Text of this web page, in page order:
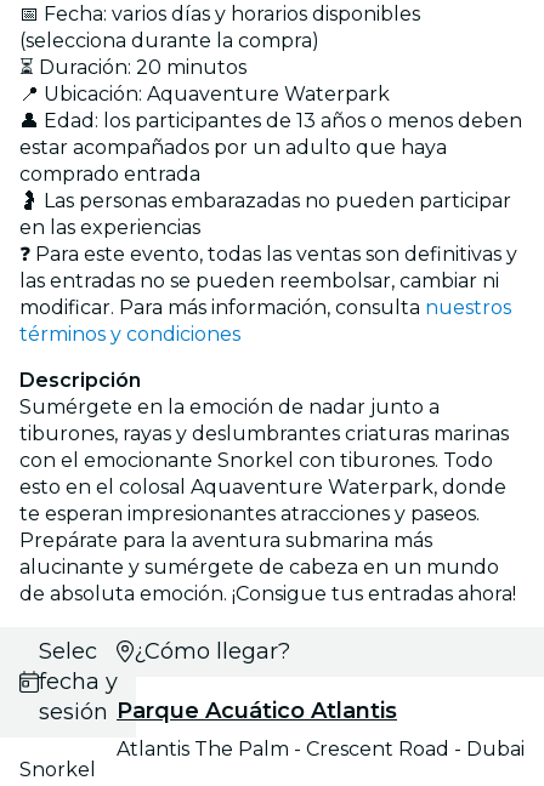
📅 Fecha: varios días y horarios disponibles
(selecciona durante la compra)
⏳ Duración: 20 minutos
📍 Ubicación: Aquaventure Waterpark
👤 Edad: los participantes de 13 años o menos deben
estar acompañados por un adulto que haya
comprado entrada
🤰 Las personas embarazadas no pueden participar
en las experiencias
❓ Para este evento, todas las ventas son definitivas y
las entradas no se pueden reembolsar, cambiar ni
modificar. Para más información, consulta nuestros
términos y condiciones
Descripción
Sumérgete en la emoción de nadar junto a
tiburones, rayas y deslumbrantes criaturas marinas
con el emocionante Snorkel con tiburones. Todo
esto en el colosal Aquaventure Waterpark, donde
te esperan impresionantes atracciones y paseos.
Prepárate para la aventura submarina más
alucinante y sumérgete de cabeza en un mundo
de absoluta emoción. ¡Consigue tus entradas ahora!
Selecciona
fecha y
sesión
Snorkel
¿Cómo llegar?
Parque Acuático Atlantis
Atlantis The Palm - Crescent Road - Dubai